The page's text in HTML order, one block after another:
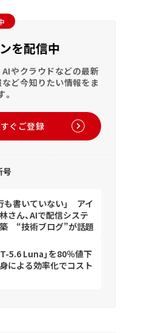
を配信中
AIやクラウドなどの最新
など今知りたい情報をま
ぐご登録
号
も書いていない」 アイ
さん、AIで配信システ
“技術ブログ”が話題
5.6 Luna」を80％値下
による効率化でコスト